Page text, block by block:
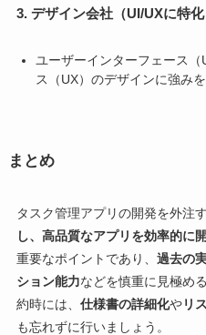
3. デザイン会社（UI/UXに特化
ユーザーインターフェース
ス（UX）のデザインに強みを
まとめ
タスク管理アプリの開発を外注
し、高品質なアプリを効率的に
重要なポイントであり、 過去の
ション能力などを慎重に見極め
約時には、 仕様書の詳細化やリ
も忘れずに行いましょう。